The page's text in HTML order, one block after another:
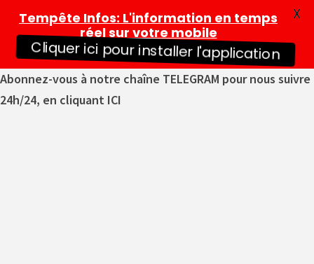
Abonnez-vous à notre chaîne TELEGRAM pour nous suivre
24h/24, en cliquant ICI
Tempête Infos: L'information en temps
réel sur votre mobile
Cliquer ici pour installer l'application
X